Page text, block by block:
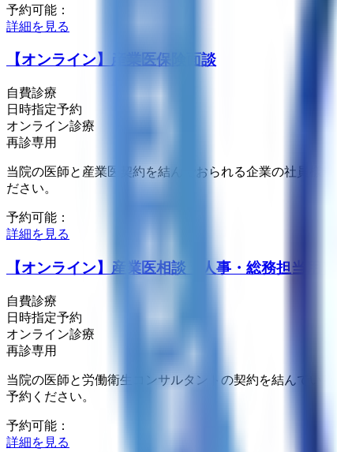
予約可能：
詳細を見る
【オンライン】産業医保険面談
自費診療
日時指定予約
オンライン診療
再診専用
当院の医師と産業医契約を結んでおられる企業の社員様
ださい。
予約可能：
詳細を見る
【オンライン】産業医相談（人事・総務担当用）
自費診療
日時指定予約
オンライン診療
再診専用
当院の医師と労働衛生コンサルタントの契約を結んでい
予約ください。
予約可能：
詳細を見る